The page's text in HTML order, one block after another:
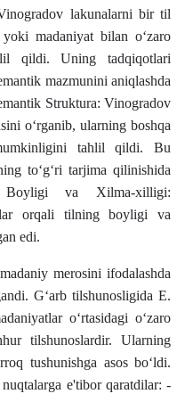
lakunalarni bir til
madaniyat bilan о‘zaro
qildi. Uning tadqiqotlari
mazmunini aniqlashda
Struktura: Vinogradov
о‘rganib, ularning boshqa
tahlil qildi. Bu
tо‘g‘ri tarjima qilinishida
va Xilma-xilligi:
orqali tilning boyligi va
edi.
merosini ifodalashda
G‘arb tilshunosligida E.
о‘rtasidagi о‘zaro
tilshunoslardir. Ularning
tushunishga asos bо‘ldi.
e'tibor qaratdilar: -